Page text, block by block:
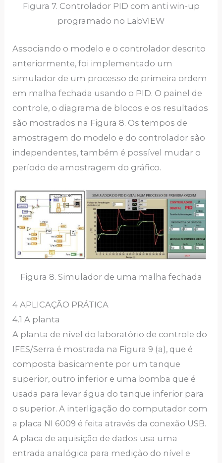
Figura 7. Controlador PID com anti win-up
programado no LabVIEW
Associando o modelo e o controlador descrito
anteriormente, foi implementado um
simulador de um processo de primeira ordem
em malha fechada usando o PID. O painel de
controle, o diagrama de blocos e os resultados
são mostrados na Figura 8. Os tempos de
amostragem do modelo e do controlador são
independentes, também é possível mudar o
período de amostragem do gráfico.
Figura 8. Simulador de uma malha fechada
4 APLICAÇÃO PRÁTICA
4.1 A planta
A planta de nível do laboratório de controle do
IFES/Serra é mostrada na Figura 9 (a), que é
composta basicamente por um tanque
superior, outro inferior e uma bomba que é
usada para levar água do tanque inferior para
o superior. A interligação do computador com
a placa NI 6009 é feita através da conexão USB.
A placa de aquisição de dados usa uma
entrada analógica para medição do nível e